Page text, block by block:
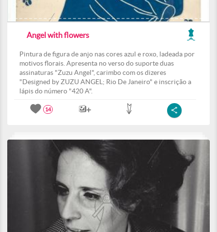
Angel with flowers
Pintura de figura de anjo nas cores azul e roxo, ladeada por
motivos florais. Apresenta no verso do suporte duas
assinaturas "Zuzu Angel", carimbo com os dizeres
"Designed by ZUZU ANGEL; Rio De Janeiro" e inscrição a
lápis do número "420 A".
14